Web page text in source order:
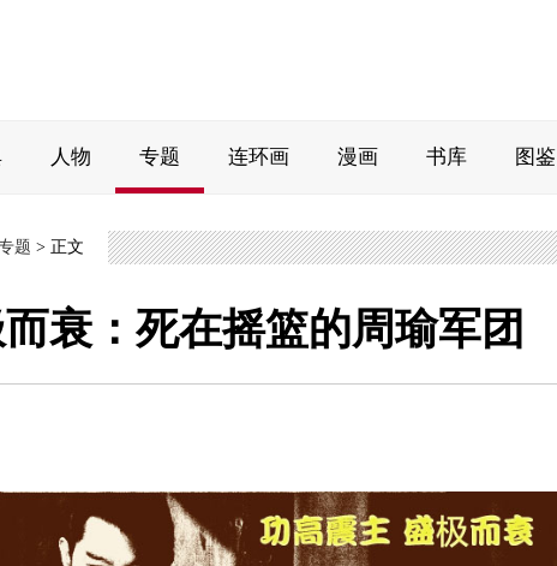
人物 专题 连环画 漫画 书库 图鉴
题 > 正文
衰：死在摇篮的周瑜军团